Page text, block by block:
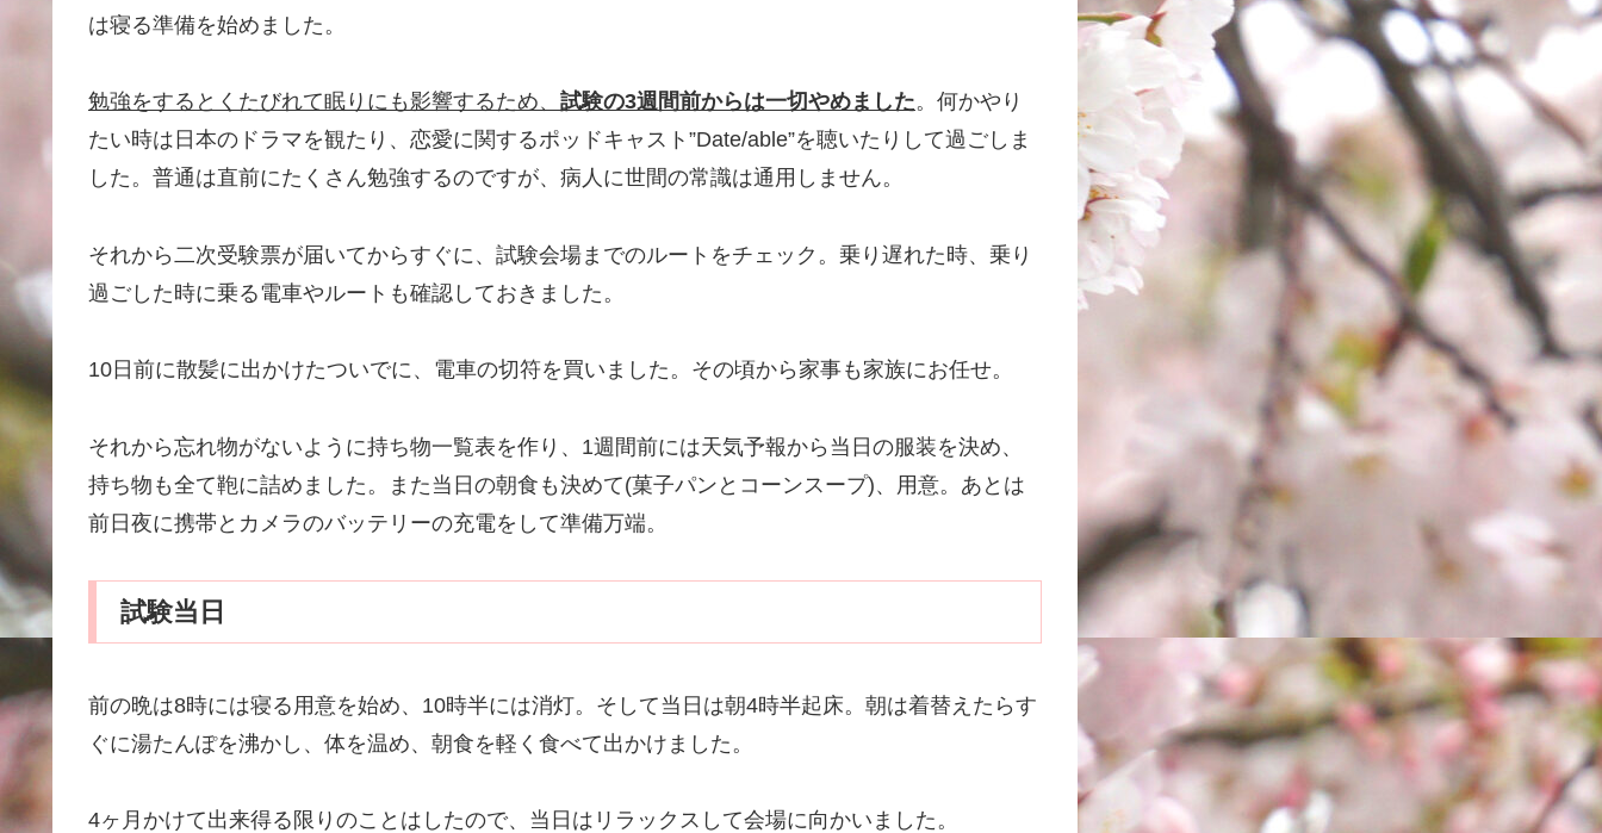
は寝る準備を始めました。
勉強をするとくたびれて眠りにも影響するため、 試験の3週間前からは一切やめました。何かやり
たい時は日本のドラマを観たり、恋愛に関するポッドキャスト”Date/able”を聴いたりして過ごしま
した。普通は直前にたくさん勉強するのですが、病人に世間の常識は通用しません。
それから二次受験票が届いてからすぐに、試験会場までのルートをチェック。乗り遅れた時、乗り
過ごした時に乗る電車やルートも確認しておきました。
10日前に散髪に出かけたついでに、電車の切符を買いました。その頃から家事も家族にお任せ。
それから忘れ物がないように持ち物一覧表を作り、1週間前には天気予報から当日の服装を決め、
持ち物も全て鞄に詰めました。また当日の朝食も決めて(菓子パンとコーンスープ)、用意。あとは
前日夜に携帯とカメラのバッテリーの充電をして準備万端。
試験当日
前の晩は8時には寝る用意を始め、10時半には消灯。そして当日は朝4時半起床。朝は着替えたらす
ぐに湯たんぽを沸かし、体を温め、朝食を軽く食べて出かけました。
4ヶ月かけて出来得る限りのことはしたので、当日はリラックスして会場に向かいました。